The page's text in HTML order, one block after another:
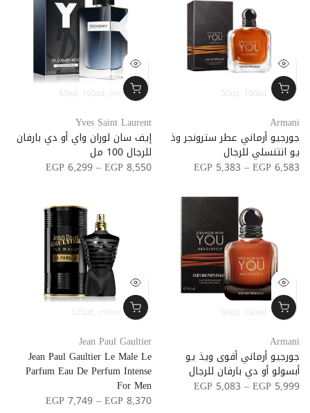
50ml 100ml
Armani
جورجيو أرماني عطر سترونجر وذ
يو انتنسلي للرجال
EGP 5,383 – EGP 6,583
SAVE 27%
60ml 100ml 200ml
Yves Saint Laurent
إيف سان لوران واي أو دي بارفان
للرجال 100 مل
EGP 6,299 – EGP 8,550
50ml 100ml
Armani
جورجيو أرماني أقوى ويذ يو
أبسولو أو دي بارفان للرجال
EGP 5,083 – EGP 5,999
125ml 200ml
Jean Paul Gaultier
Jean Paul Gaultier Le Male Le
Parfum Eau De Perfum Intense
For Men
EGP 7,749 – EGP 8,370